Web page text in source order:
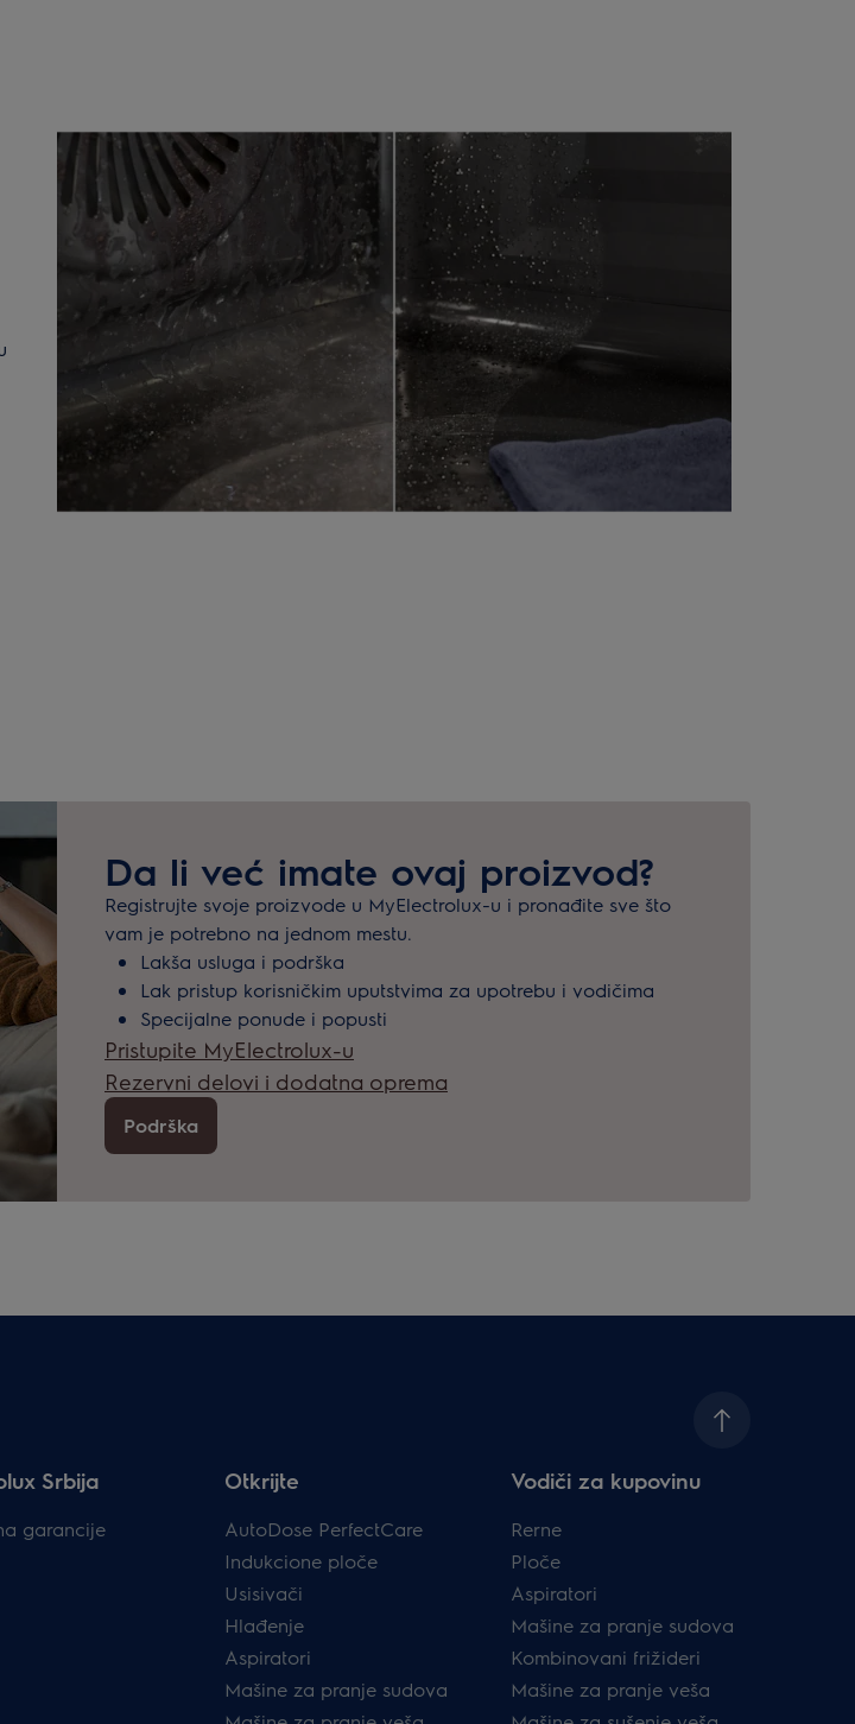
Da li već imate ovaj proizvod?
Registrujte svoje proizvode u MyElectrolux-u i pronađite sve što
vam je potrebno na jednom mestu.
Lakša usluga i podrška
Lak pristup korisničkim uputstvima za upotrebu i vodičima
Specijalne ponude i popusti
Pristupite MyElectrolux-u
Rezervni delovi i dodatna oprema
Podrška
Srbija
garancije
Otkrijte
AutoDose PerfectCare
Indukcione ploče
Usisivači
Hlađenje
Aspiratori
Mašine za pranje sudova
Vodiči za kupovinu
Rerne
Ploče
Aspiratori
Mašine za pranje sudova
Kombinovani frižideri
Mašine za pranje veša